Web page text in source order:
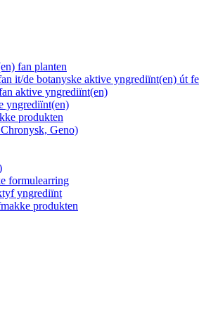
fan planten
it/de botanyske aktive yngrediïnt(en) út
aktive yngrediïnt(en)
yngrediïnt(en)
produkten
Geno)
formulearring
yngrediïnt
produkten